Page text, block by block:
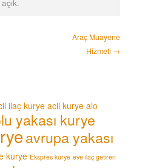
Araç Muayene
Hizmeti →
ilaç kuryeacil kurye alo
yakası kurye
avrupa yakası
kurye Ekspres kurye eve ilaç getiren